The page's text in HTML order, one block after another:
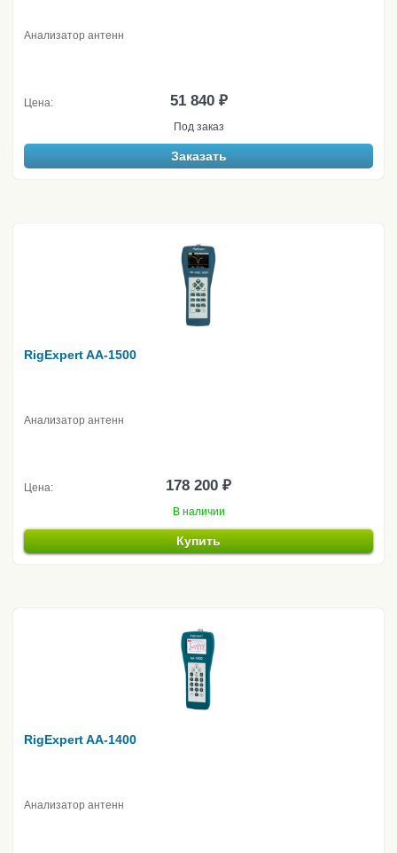
Анализатор антенн
Цена: 51 840 ₽
Под заказ
Заказать
RigExpert AA-1500
Анализатор антенн
Цена: 178 200 ₽
В наличии
Купить
RigExpert AA-1400
Анализатор антенн